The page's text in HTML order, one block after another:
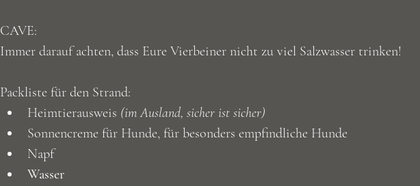
CAVE:
Immer darauf achten, dass Eure Vierbeiner nicht zu viel Salzwasser trinken!
Packliste für den Strand:
Heimtierausweis (im Ausland, sicher ist sicher)
Sonnencreme für Hunde, für besonders empfindliche Hunde
Napf
Wasser